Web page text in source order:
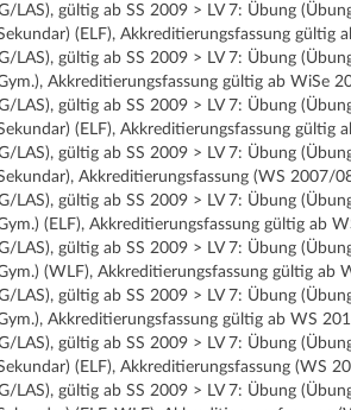
LAS), gültig ab SS 2009 > LV 7: Übung
(ELF), Akkreditierungsfassung
LAS), gültig ab SS 2009 > LV 7: Übung
Akkreditierungsfassung gültig ab WiSe
LAS), gültig ab SS 2009 > LV 7: Übung
(ELF), Akkreditierungsfassung
LAS), gültig ab SS 2009 > LV 7: Übung
Akkreditierungsfassung (WS
LAS), gültig ab SS 2009 > LV 7: Übung
(ELF), Akkreditierungsfassung gültig ab
LAS), gültig ab SS 2009 > LV 7: Übung
(WLF), Akkreditierungsfassung gültig
LAS), gültig ab SS 2009 > LV 7: Übung
Akkreditierungsfassung gültig ab WS
LAS), gültig ab SS 2009 > LV 7: Übung
(ELF), Akkreditierungsfassung
LAS), gültig ab SS 2009 > LV 7: Übung